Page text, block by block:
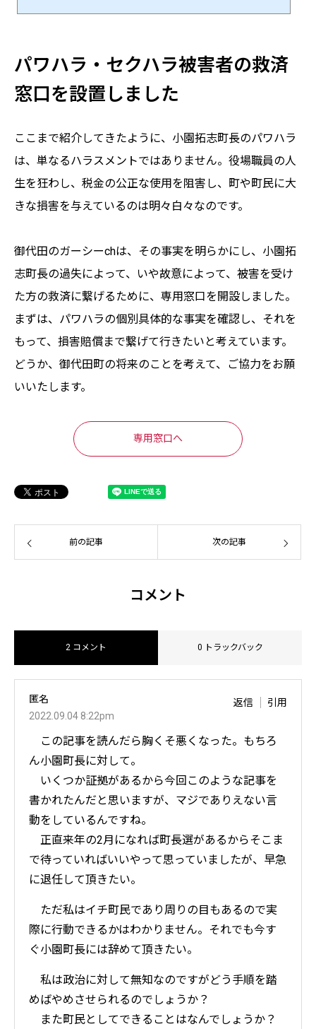
パワハラ・セクハラ被害者の救済
窓口を設置しました
ここまで紹介してきたように、小園拓志町長のパワハラ
は、単なるハラスメントではありません。役場職員の人
生を狂わし、税金の公正な使用を阻害し、町や町民に大
きな損害を与えているのは明々白々なのです。
御代田のガーシーchは、その事実を明らかにし、小園拓
志町長の過失によって、いや故意によって、被害を受け
た方の救済に繋げるために、専用窓口を開設しました。
まずは、パワハラの個別具体的な事実を確認し、それを
もって、損害賠償まで繋げて行きたいと考えています。
どうか、御代田町の将来のことを考えて、ご協力をお願
いいたします。
専用窓口へ
前の記事 次の記事
コメント
2 コメント 0 トラックバック
匿名
2022.09.04 8:22pm
返信 引用
この記事を読んだら胸くそ悪くなった。もちろ
ん小園町長に対して。
いくつか証拠があるから今回このような記事を
書かれたんだと思いますが、マジでありえない言
動をしているんですね。
正直来年の2月になれば町長選があるからそこま
で待っていればいいやって思っていましたが、早急
に退任して頂きたい。
ただ私はイチ町民であり周りの目もあるので実
際に行動できるかはわかりません。それでも今す
ぐ小園町長には辞めて頂きたい。
私は政治に対して無知なのですがどう手順を踏
めばやめさせられるのでしょうか？
また町民としてできることはなんでしょうか？

情報提供 議会Zの「X」 議会ZのYouTube